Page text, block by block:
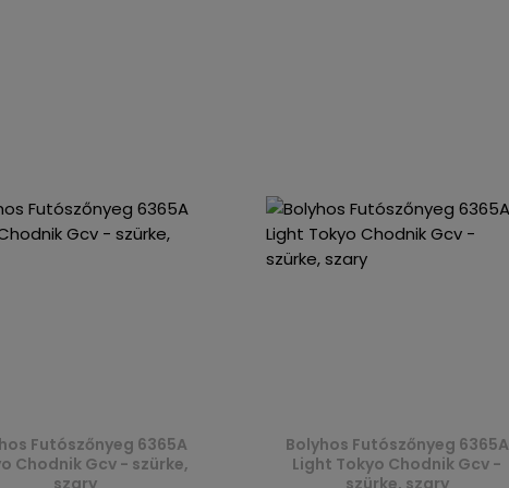
Futószőnyeg 6365A
Chodnik Gcv - szürke,
szary
Bolyhos Futószőnyeg 6365A
Light Tokyo Chodnik Gcv -
szürke, szary